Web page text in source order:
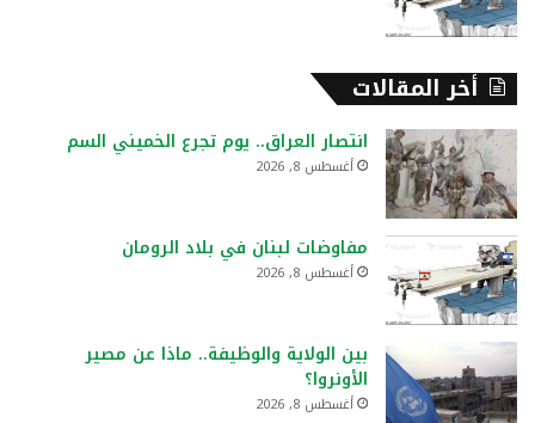
أخر المقالات
انتصار العراق.. يوم تجرع الخميني السم
أغسطس 8, 2026
مفاوضات لبنان في بلاد الرومان
أغسطس 8, 2026
بين الولاية والوظيفة.. ماذا عن مصير
الأونروا؟
أغسطس 8, 2026